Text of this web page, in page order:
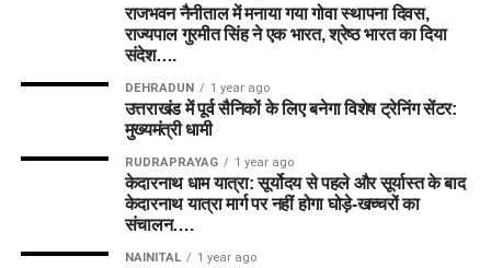
राजभवन नैनीताल में मनाया गया गोवा स्थापना दिवस,
राज्यपाल गुरमीत सिंह ने एक भारत, श्रेष्ठ भारत का दिया
संदेश….
DEHRADUN 1 year ago
उत्तराखंड में पूर्व सैनिकों के लिए बनेगा विशेष ट्रेनिंग सेंटर:
मुख्यमंत्री धामी
RUDRAPRAYAG 1 year ago
केदारनाथ धाम यात्रा: सूर्योदय से पहले और सूर्यास्त के बाद
केदारनाथ यात्रा मार्ग पर नहीं होगा घोड़े-खच्चरों का
संचालन….
NAINITAL 1 year ago